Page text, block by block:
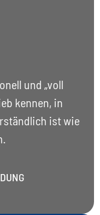
und „voll
kennen, in
ist wie